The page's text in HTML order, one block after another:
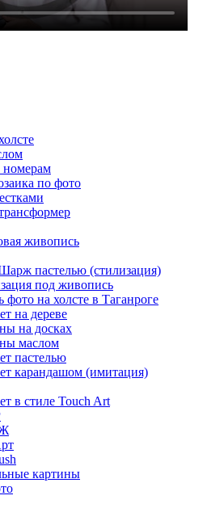
по фото
живопись
пастелью (стилизация)
под живопись
фото на холсте в Таганроге
на дереве
на досках
маслом
пастелью
карандашом (имитация)
в стиле Touch Art
картины